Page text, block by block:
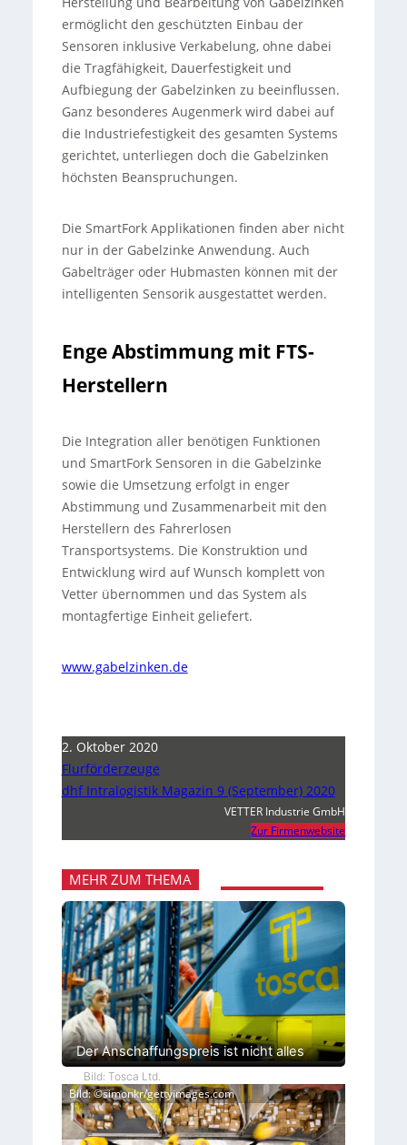
ermöglicht den geschützten Einbau der
Sensoren inklusive Verkabelung, ohne dabei
die Tragfähigkeit, Dauerfestigkeit und
Aufbiegung der Gabelzinken zu beeinflussen.
Ganz besonderes Augenmerk wird dabei auf
die Industriefestigkeit des gesamten Systems
gerichtet, unterliegen doch die Gabelzinken
höchsten Beanspruchungen.
Die SmartFork Applikationen finden aber nicht
nur in der Gabelzinke Anwendung. Auch
Gabelträger oder Hubmasten können mit der
intelligenten Sensorik ausgestattet werden.
Enge Abstimmung mit FTS-
Herstellern
Die Integration aller benötigen Funktionen
und SmartFork Sensoren in die Gabelzinke
sowie die Umsetzung erfolgt in enger
Abstimmung und Zusammenarbeit mit den
Herstellern des Fahrerlosen
Transportsystems. Die Konstruktion und
Entwicklung wird auf Wunsch komplett von
Vetter übernommen und das System als
montagfertige Einheit geliefert.
www.gabelzinken.de
2. Oktober 2020
Flurförderzeuge
dhf Intralogistik Magazin 9 (September) 2020
VETTER Industrie GmbH
Zur Firmenwebsite
MEHR ZUM THEMA
Der Anschaffungspreis ist nicht alles
Bild: Tosca Ltd.
Bild: ©simonkr/gettyimages.com